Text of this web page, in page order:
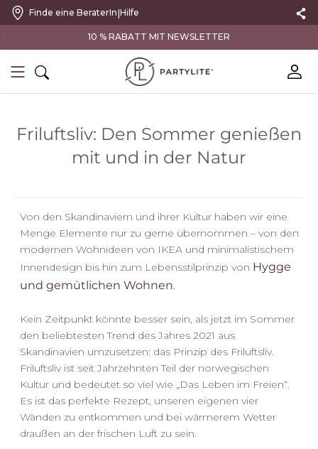
Finde eine BeraterIn|Hilfe
10 % RABATT MIT NEWSLETTER
Friluftsliv: Den Sommer genießen
mit und in der Natur
Von den Skandinaviern und ihrer Kultur haben wir eine
Menge Elemente nur zu gerne übernommen – von den
modernen Wohnideen von IKEA und minimalistischem
Innendesign bis hin zum Lebensstilprinzip von Hygge
und gemütlichen Wohnen.
Kein Zeitpunkt könnte besser sein, als jetzt im Sommer
den beliebtesten Trend des Jahres 2021 aus
Skandinavien umzusetzen: das Prinzip des Friluftsliv.
Friluftsliv ist seit Jahrzehnten Teil der norwegischen
Kultur und bedeutet so viel wie „Das Leben im Freien“.
Es ist das perfekte Rezept, unseren eigenen vier
Wänden zu entkommen und bei wärmerem Wetter
draußen an der frischen Luft zu sein.